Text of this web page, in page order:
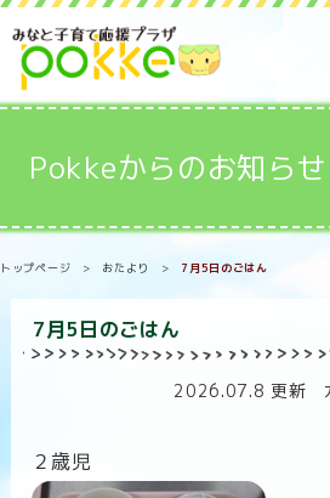
Pokkeからのお知ら
トップページ > おたより > 7月5日のごはん
7月5日のごはん
2026.07.8 更新
２歳児